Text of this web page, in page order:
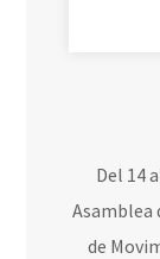
Del 14
Asamblea
de